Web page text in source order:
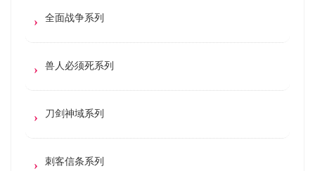
全面战争系列
兽人必须死系列
刀剑神域系列
刺客信条系列